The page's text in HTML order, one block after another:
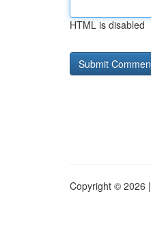
HTML is disabled
Copyright © 2026 |